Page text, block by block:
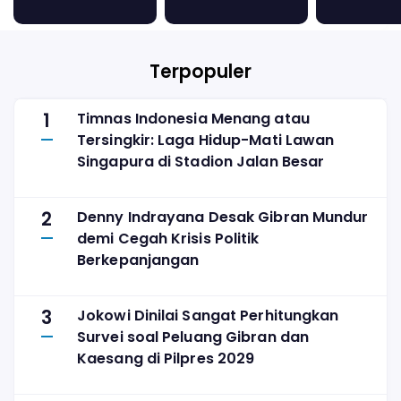
Indonesia Yang
Dianggap
Begini Klarifikasi
Bea Cukai
Ditabrak
Terpopuler
1
Timnas Indonesia Menang atau
Tersingkir: Laga Hidup-Mati Lawan
Singapura di Stadion Jalan Besar
2
Denny Indrayana Desak Gibran Mundur
demi Cegah Krisis Politik
Berkepanjangan
3
Jokowi Dinilai Sangat Perhitungkan
Survei soal Peluang Gibran dan
Kaesang di Pilpres 2029